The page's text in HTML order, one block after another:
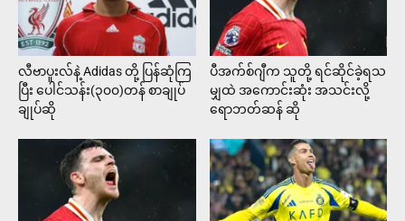
လီဗာပူးလ်နဲ့ Adidas တို့ ပြန်ဆုံကြ
ပြီး ပေါင်သန်း(၃၀၀)တန် စာချုပ်
ချုပ်ဆို
ပီအက်စ်ဂျီက သူတို့ ရင်ဆိုင်ခဲ့ရသ
မျှထဲ အကောင်းဆုံး အသင်းလို့
ရောဘတ်ဆန် ဆို